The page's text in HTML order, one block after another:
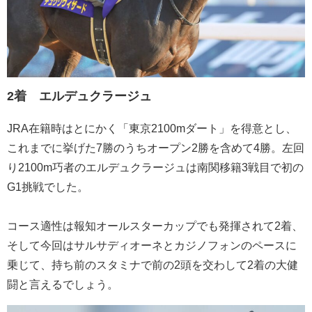
2着 エルデュクラージュ
JRA在籍時はとにかく「東京2100mダート」を得意とし、
これまでに挙げた7勝のうちオープン2勝を含めて4勝。左回
り2100m巧者のエルデュクラージュは南関移籍3戦目で初の
G1挑戦でした。
コース適性は報知オールスターカップでも発揮されて2着、
そして今回はサルサディオーネとカジノフォンのペースに
乗じて、持ち前のスタミナで前の2頭を交わして2着の大健
闘と言えるでしょう。